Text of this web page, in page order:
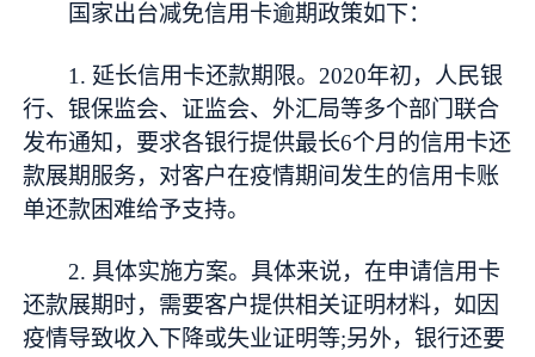
国家出台减免信用卡逾期政策如下：
1. 延长信用卡还款期限。2020年初，人民银
行、银保监会、证监会、外汇局等多个部门联合
发布通知，要求各银行提供最长6个月的信用卡还
款展期服务，对客户在疫情期间发生的信用卡账
单还款困难给予支持。
2. 具体实施方案。具体来说，在申请信用卡
还款展期时，需要客户提供相关证明材料，如因
疫情导致收入下降或失业证明等;另外，银行还要